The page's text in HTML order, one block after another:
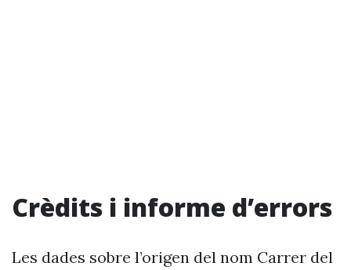
Crèdits i informe d’errors
Les dades sobre l’origen del nom Carrer del